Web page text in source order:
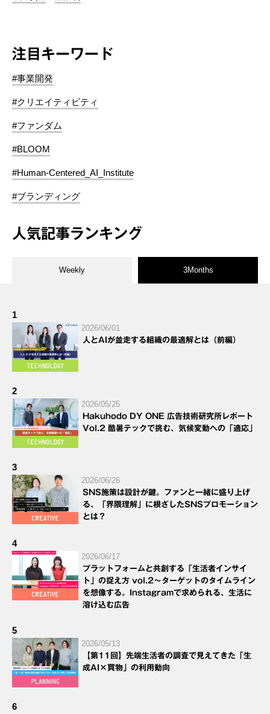
注目キーワード
#事業開発
#クリエイティビティ
#ファンダム
#BLOOM
#Human-Centered_AI_Institute
#ブランディング
人気記事ランキング
Weekly 3Months
1
2026/06/01
人とAIが並走する組織の最適解とは（前編）
2
2026/05/25
Hakuhodo DY ONE 広告技術研究所レポート
Vol.2 酷暑テックで挑む、気候変動への「適応」
3
2026/06/26
SNS施策は設計が鍵。ファンと一緒に盛り上げ
る、「界隈理解」に根ざしたSNSプロモーション
とは？
4
2026/06/17
プラットフォームと共創する「生活者インサイ
ト」の捉え方 vol.2～ターゲットのタイムライン
を想像する。Instagramで求められる、生活に
溶け込む広告
5
2026/05/13
【第11回】先端生活者の調査で見えてきた「生
成AI×買物」の利用動向
6